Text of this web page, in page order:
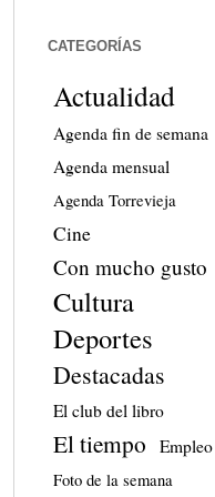
CATEGORÍAS
Actualidad
Agenda fin de semana
Agenda mensual
Agenda Torrevieja
Cine
Con mucho gusto
Cultura
Deportes
Destacadas
El club del libro
El tiempo Empleo
Foto de la semana